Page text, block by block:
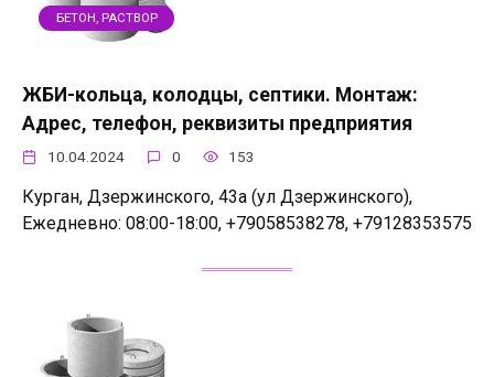
БЕТОН, РАСТВОР
ЖБИ-кольца, колодцы, септики. Монтаж:
Адрес, телефон, реквизиты предприятия
10.04.2024 0 153
Курган, Дзержинского, 43а (ул Дзержинского),
Ежедневно: 08:00-18:00, +79058538278, +79128353575